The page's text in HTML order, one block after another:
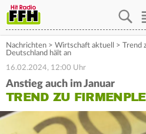
Nachrichten > Wirtschaft aktuell > Trend
Deutschland hält an
16.02.2024, 12:00 Uhr
Anstieg auch im Januar
TREND ZU